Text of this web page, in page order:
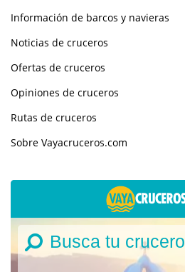
Información de barcos y navieras
Noticias de cruceros
Ofertas de cruceros
Opiniones de cruceros
Rutas de cruceros
Sobre Vayacruceros.com
Busca tu crucero